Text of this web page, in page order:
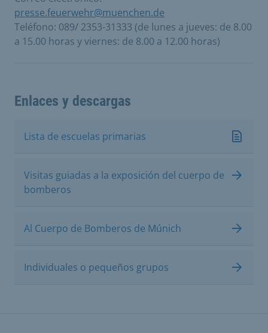
presse.feuerwehr@muenchen.de
Teléfono: 089/ 2353-31333 (de lunes a jueves: de 8.00
a 15.00 horas y viernes: de 8.00 a 12.00 horas)
Enlaces y descargas
Lista de escuelas primarias
Visitas guiadas a la exposición del cuerpo de
bomberos
Al Cuerpo de Bomberos de Múnich
Individuales o pequeños grupos